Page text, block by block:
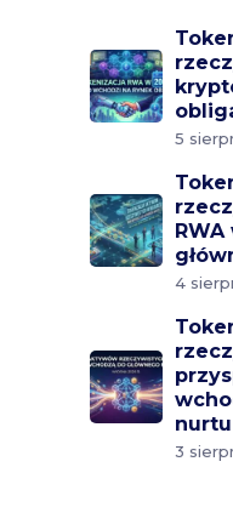
5
4
nurtu
3